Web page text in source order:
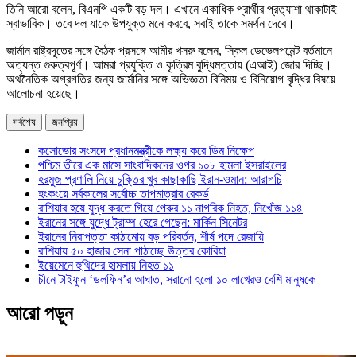
তিনি আরো বলেন, বিএনপি একটি বড় দল। এখানে একাধিক প্রার্থীর প্রত্যাশা থাকাটাই
স্বাভাবিক। তবে দল যাকে উপযুক্ত মনে করবে, সবাই তাকে সমর্থন দেবে।
জার্মান রাষ্ট্রদূতের সঙ্গে বৈঠক প্রসঙ্গে আমীর খসরু বলেন, স্কিল ডেভেলপমেন্ট বর্তমানে
অত্যন্ত গুরুত্বপূর্ণ। আমরা প্রযুক্তি ও কৃত্রিম বুদ্ধিমত্তায় (এআই) জোর দিচ্ছি।
অর্থনৈতিক অগ্রগতির জন্য জার্মানির সঙ্গে অভিজ্ঞতা বিনিময় ও বিনিয়োগ বৃদ্ধির বিষয়ে
আলোচনা হয়েছে।
সর্বশেষ জনপ্রিয়
কসোভোর সংসদে প্রধানমন্ত্রীকে লক্ষ্য করে ডিম নিক্ষেপ
পশ্চিম তীরে এক মাসে সাংবাদিকদের ওপর ১০৮ হামলা ইসরাইলের
হরমুজ প্রণালি নিয়ে চুক্তির খুব কাছাকাছি ইরান-ওমান: আরাগচি
হংকংয়ে সর্বকালের সর্বোচ্চ তাপমাত্রার রেকর্ড
রাশিয়ার হয়ে যুদ্ধ করতে গিয়ে পেরুর ১১ নাগরিক নিহত, নিখোঁজ ১১৪
ইরানের সঙ্গে যুদ্ধে ট্রাম্প হেরে গেছেন: মার্কিন সিনেটর
ইরানের নিরাপত্তা কাঠামোয় বড় পরিবর্তন, শীর্ষ পদে রেজায়ি
রাশিয়ায় ৫০ হাজার সেনা পাঠাচ্ছে উত্তর কোরিয়া
ইয়েমেনে হুথিদের হামলায় নিহত ১১
চীনে টাইফুন ‘ডলফিন’র আঘাত, সরানো হলো ১০ লাখেরও বেশি মানুষকে
আরো পড়ুন